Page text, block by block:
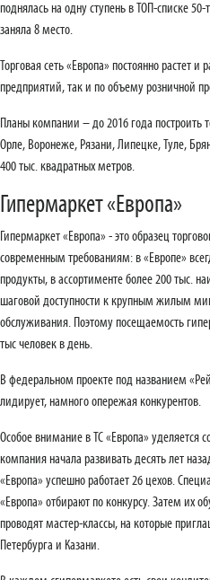
поднялась на одну ступень в ТОП-списке
заняла 8 место.
Торговая сеть «Европа» постоянно растет и
предприятий, так и по объему розничной
Планы компании – до 2016 года построить
Орле, Воронеже, Рязани, Липецке, Туле,
400 тыс. квадратных метров.
Гипермаркет «Европа»
Гипермаркет «Европа» - это образец
современным требованиям: в «Европе»
продукты, в ассортименте более 200 тыс.
шаговой доступности к крупным жилым
обслуживания. Поэтому посещаемость
тыс человек в день.
В федеральном проекте под названием
лидирует, намного опережая конкурентов.
Особое внимание в ТС «Европа» уделяется
компания начала развивать десять лет
«Европа» успешно работает 26 цехов.
«Европа» отбирают по конкурсу. Затем их
проводят мастер-классы, на которые
Петербурга и Казани.